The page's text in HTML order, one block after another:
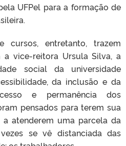
UFPel para a formação de
cursos, entretanto, trazem
vice-reitora Ursula Silva, a
social da universidade
da inclusão e da
e permanência dos
pensados para terem sua
atenderem uma parcela da
se vê distanciada das